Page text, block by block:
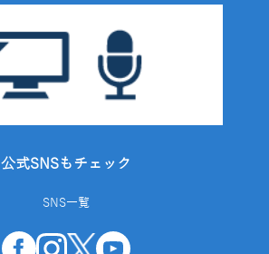
公式SNSもチェック
SNS一覧